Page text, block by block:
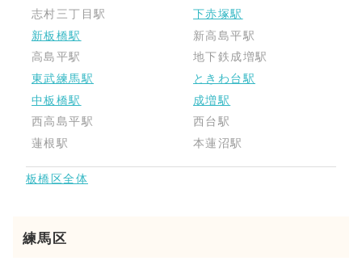
志村三丁目駅
下赤塚駅
新板橋駅
新高島平駅
高島平駅
地下鉄成増駅
東武練馬駅
ときわ台駅
中板橋駅
成増駅
西高島平駅
西台駅
蓮根駅
本蓮沼駅
板橋区全体
練馬区